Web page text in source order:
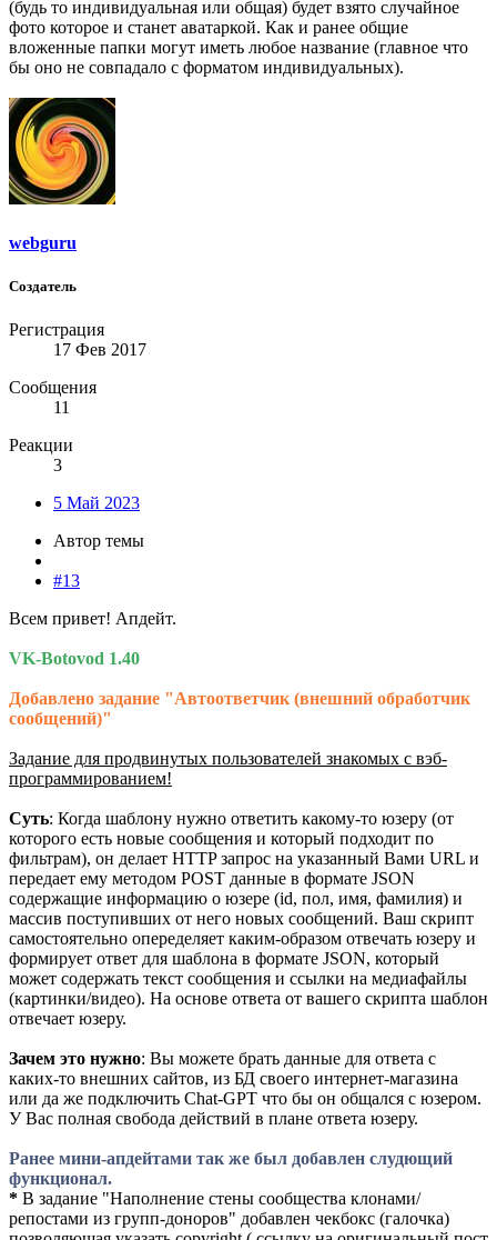
(будь то индивидуальная или общая) будет взято случайное
фото которое и станет аватаркой. Как и ранее общие
вложенные папки могут иметь любое название (главное что
бы оно не совпадало с форматом индивидуальных).
webguru
Создатель
Регистрация
17 Фев 2017
Сообщения
11
Реакции
3
5 Май 2023
Автор темы
#13
Всем привет! Апдейт.
VK-Botovod 1.40
Добавлено задание "Автоответчик (внешний обработчик
сообщений)"
Задание для продвинутых пользователей знакомых с вэб-
программированием!
Суть: Когда шаблону нужно ответить какому-то юзеру (от
которого есть новые сообщения и который подходит по
фильтрам), он делает HTTP запрос на указанный Вами URL и
передает ему методом POST данные в формате JSON
содержащие информацию о юзере (id, пол, имя, фамилия) и
массив поступивших от него новых сообщений. Ваш скрипт
самостоятельно опеределяет каким-образом отвечать юзеру и
формирует ответ для шаблона в формате JSON, который
может содержать текст сообщения и ссылки на медиафайлы
(картинки/видео). На основе ответа от вашего скрипта шаблон
отвечает юзеру.
Зачем это нужно: Вы можете брать данные для ответа с
каких-то внешних сайтов, из БД своего интернет-магазина
или да же подключить Chat-GPT что бы он общался с юзером.
У Вас полная свобода действий в плане ответа юзеру.
Ранее мини-апдейтами так же был добавлен слудющий
функционал.
* В задание "Наполнение стены сообщества клонами/
репостами из групп-доноров" добавлен чекбокс (галочка)